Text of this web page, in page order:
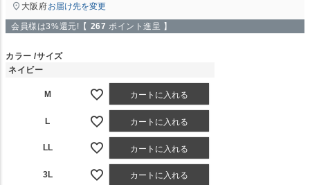
大阪府お届け先を変更
会員様は3%還元!【 267 ポイント進呈 】
カラー サイズ
ネイビー
M カートに入れる
L カートに入れる
LL カートに入れる
3L カートに入れる